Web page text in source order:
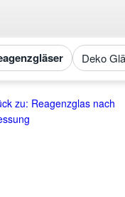
Deko
zu: Reagenzglas nach